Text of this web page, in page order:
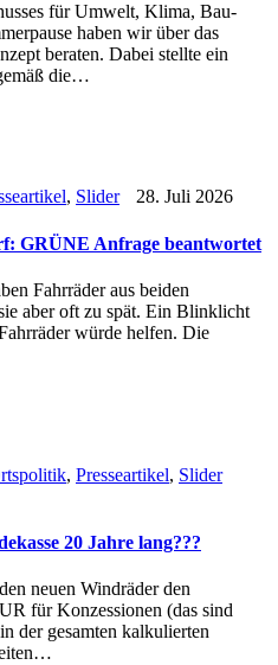
für Umwelt, Klima, Bau-
haben wir über das
beraten. Dabei stellte ein
die…
, Slider 28. Juli 2026
GRÜNE Anfrage beantwortet
Fahrräder aus beiden
aber oft zu spät. Ein Blinklicht
würde helfen. Die
, Presseartikel, Slider
20 Jahre lang???
neuen Windräder den
für Konzessionen (das sind
der gesamten kalkulierten